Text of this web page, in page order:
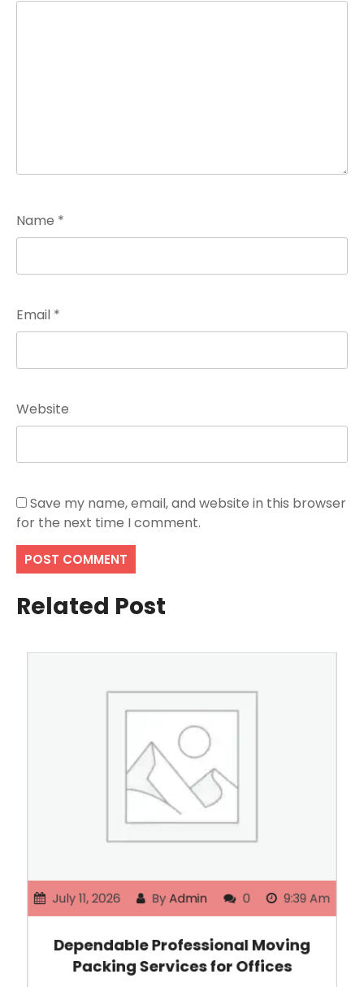
Name *
Email *
Website
Save my name, email, and website in this browser
for the next time I comment.
Related Post
July 11, 2026 ByAdmin 0 9:39 Am
Dependable Professional Moving
Packing Services for Offices